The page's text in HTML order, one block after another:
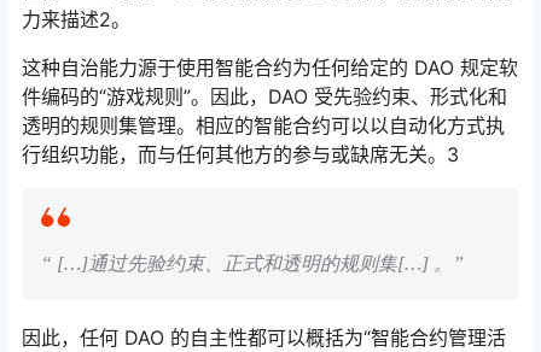
力来描述2。
这种自治能力源于使用智能合约为任何给定的 DAO 规定软
件编码的“游戏规则”。因此，DAO 受先验约束、形式化和
透明的规则集管理。相应的智能合约可以以自动化方式执
行组织功能，而与任何其他方的参与或缺席无关。 3
“ […]通过先验约束、正式和透明的规则集[…] 。”
因此，任何 DAO 的自主性都可以概括为“智能合约管理活